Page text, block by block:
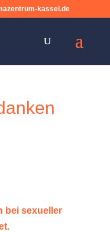
kassel.de
bei sexueller